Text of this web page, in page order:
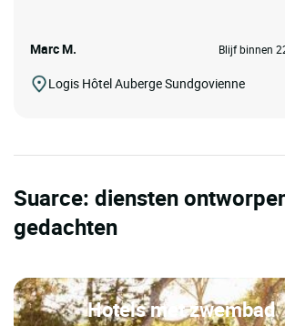
Marc M. Blijf binnen
Logis Hôtel Auberge Sundgovienne
Suarce: diensten
gedachten
Hotels met zwembad